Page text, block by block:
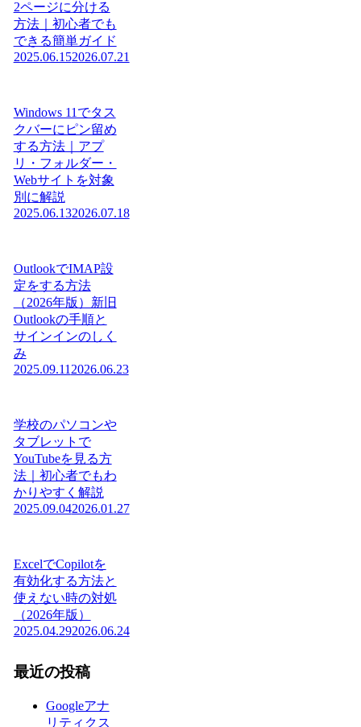
2ページに分ける
方法｜初心者でも
できる簡単ガイド
2025.06.152026.07.21
Windows 11でタス
クバーにピン留め
する方法｜アプ
リ・フォルダー・
Webサイトを対象
別に解説
2025.06.132026.07.18
OutlookでIMAP設
定をする方法
（2026年版）新旧
Outlookの手順と
サインインのしく
み
2025.09.11 2026.06.23
学校のパソコンや
タブレットで
YouTubeを見る方
法｜初心者でもわ
かりやすく解説
2025.09.042026.01.27
ExcelでCopilotを
有効化する方法と
使えない時の対処
（2026年版）
2025.04.292026.06.24
最近の投稿
Googleアナ
リティクス